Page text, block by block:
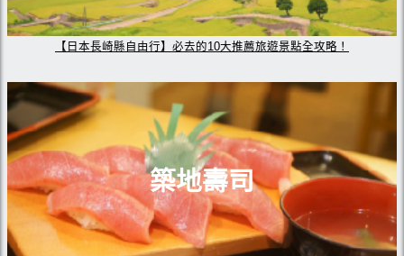
【日本長崎縣自由行】必去的10大推薦旅遊景點全攻略！
築地壽司